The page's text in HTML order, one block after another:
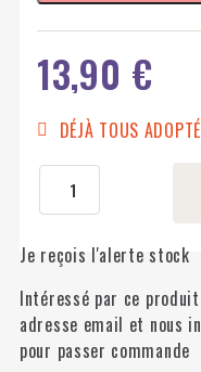
13,90 €
DÉJÀ TOUS
Je reçois l'alerte stock
Intéressé par ce
adresse email et nous
pour passer commande